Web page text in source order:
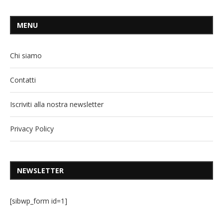
MENU
Chi siamo
Contatti
Iscriviti alla nostra newsletter
Privacy Policy
NEWSLETTER
[sibwp_form id=1]